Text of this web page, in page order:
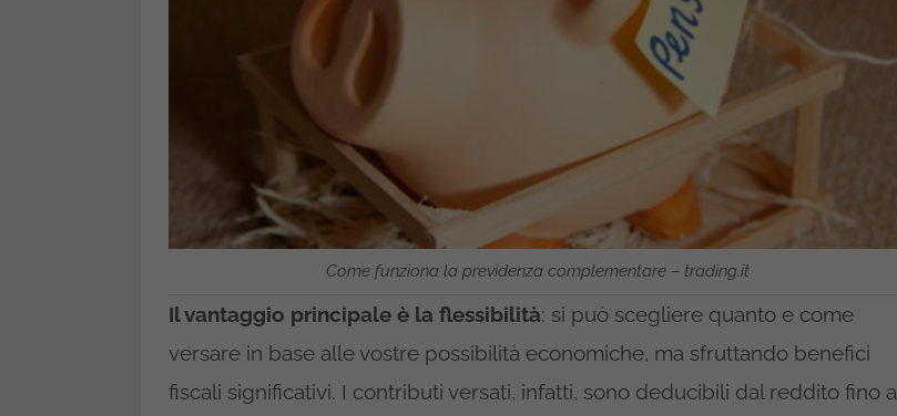
Come funziona la previdenza complementare – trading.it
Il vantaggio principale è la flessibilità: si può scegliere quanto e come
versare in base alle vostre possibilità economiche, ma sfruttando benefici
fiscali significativi. I contributi versati, infatti, sono deducibili dal reddito fino a